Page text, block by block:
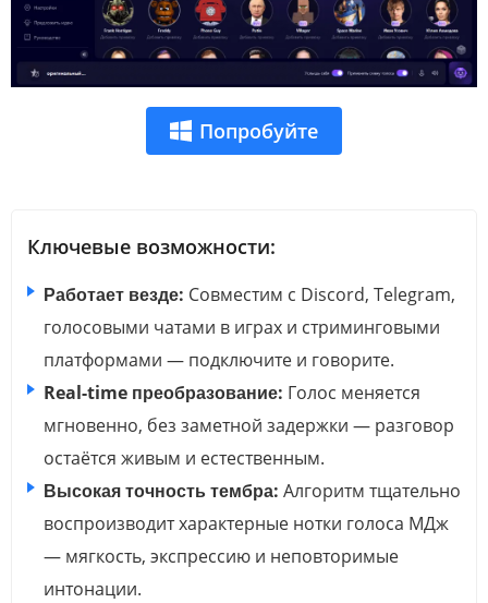
Попробуйте
Ключевые возможности:
Работает везде: Совместим с Discord, Telegram,
голосовыми чатами в играх и стриминговыми
платформами — подключите и говорите.
Real-time преобразование: Голос меняется
мгновенно, без заметной задержки — разговор
остаётся живым и естественным.
Высокая точность тембра: Алгоритм тщательно
воспроизводит характерные нотки голоса МДж
— мягкость, экспрессию и неповторимые
интонации.